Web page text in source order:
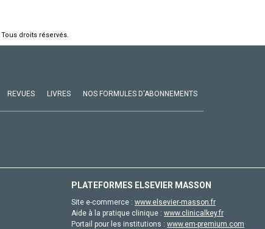
droits réservés.
REVUES LIVRES NOS FORMULES D'ABONNEMENTS
PLATEFORMES ELSEVIER MASSON
Site e-commerce : www.elsevier-masson.fr
Aide à la pratique clinique : www.clinicalkey.fr
Portail pour les institutions : www.em-premium.com